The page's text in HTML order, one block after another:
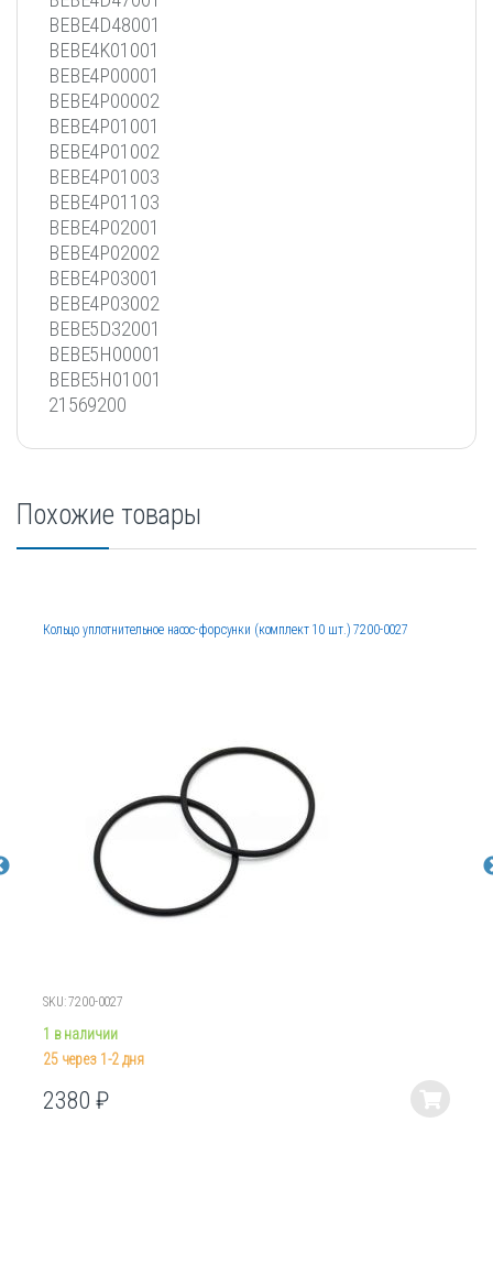
BEBE4D48001
BEBE4K01001
BEBE4P00001
BEBE4P00002
BEBE4P01001
BEBE4P01002
BEBE4P01003
BEBE4P01103
BEBE4P02001
BEBE4P02002
BEBE4P03001
BEBE4P03002
BEBE5D32001
BEBE5H00001
BEBE5H01001
21569200
Похожие товары
Кольцо уплотнительное насос-форсунки (комплект 10 шт.) 7200-0027
SKU: 7200-0027
1 в наличии
25 через 1-2 дня
2380₽
Этот